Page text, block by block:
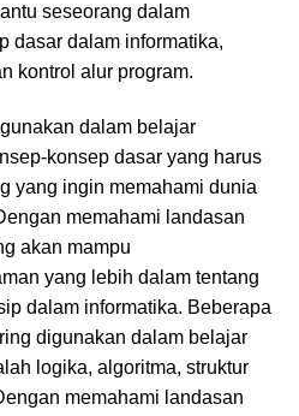
seseorang dalam
dasar dalam informatika,
kontrol alur program.
dalam belajar
konsep dasar yang harus
yang ingin memahami dunia
memahami landasan
akan mampu
yang lebih dalam tentang
dalam informatika. Beberapa
digunakan dalam belajar
logika, algoritma, struktur
memahami landasan